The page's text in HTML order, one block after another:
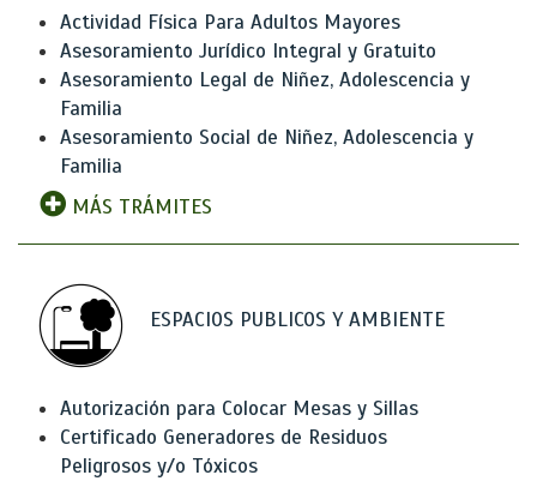
Actividad Física Para Adultos Mayores
Asesoramiento Jurídico Integral y Gratuito
Asesoramiento Legal de Niñez, Adolescencia y
Familia
Asesoramiento Social de Niñez, Adolescencia y
Familia
MÁS TRÁMITES
ESPACIOS PUBLICOS Y AMBIENTE
Autorización para Colocar Mesas y Sillas
Certificado Generadores de Residuos
Peligrosos y/o Tóxicos